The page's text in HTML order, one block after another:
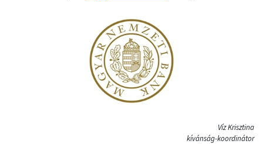
Víz Krisztina
kívánság-koordinátor